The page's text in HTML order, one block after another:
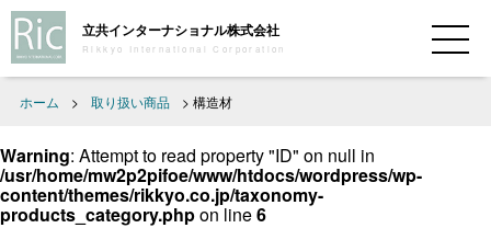
立共インターナショナル株式会社
Rikkyo International Corporation
ホーム > 取り扱い商品 > 構造材
Warning: Attempt to read property "ID" on null in
/usr/home/mw2p2pifoe/www/htdocs/wordpress/wp-
content/themes/rikkyo.co.jp/taxonomy-
products_category.phpon line6